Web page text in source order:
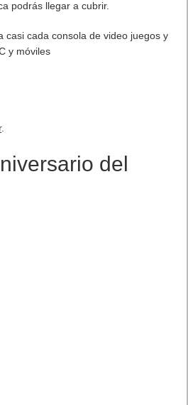
podrás llegar a cubrir.
casi cada consola de video juegos y
y móviles
.
del